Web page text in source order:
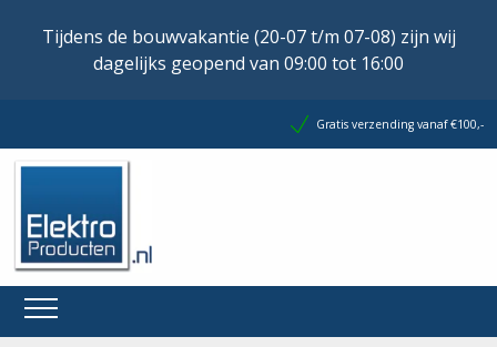
Tijdens de bouwvakantie (20-07 t/m 07-08) zijn wij
dagelijks geopend van 09:00 tot 16:00
Gratis verzending vanaf €100,-